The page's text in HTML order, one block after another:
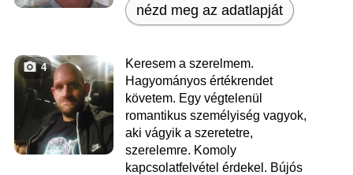
nézd meg az adatlapját
4
Keresem a szerelmem.
Hagyományos értékrendet
követem. Egy végtelenül
romantikus személyiség vagyok,
aki vágyik a szeretetre,
szerelemre. Komoly
kapcsolatfelvétel érdekel. Bújós